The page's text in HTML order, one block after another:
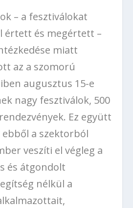
– a fesztiválokat
értett és megértett –
miatt
az a szomorú
augusztus 15-e
nagy fesztiválok, 500
Ez együtt
ebből a szektorból
veszíti el végleg a
és átgondolt
nélkül a